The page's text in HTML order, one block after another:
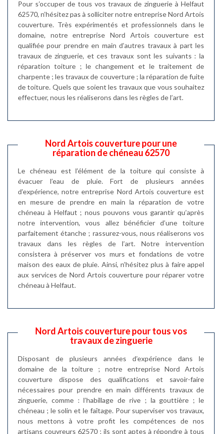
Pour s’occuper de tous vos travaux de zinguerie à Helfaut
62570, n’hésitez pas à solliciter notre entreprise Nord Artois
couverture. Très expérimentés et professionnels dans le
domaine, notre entreprise Nord Artois couverture est
qualifiée pour prendre en main d’autres travaux à part les
travaux de zinguerie, et ces travaux sont les suivants : la
réparation toiture ; le changement et le traitement de
charpente ; les travaux de couverture ; la réparation de fuite
de toiture. Quels que soient les travaux que vous souhaitez
effectuer, nous les réaliserons dans les règles de l’art.
Nord Artois couverture pour une
réparation de chéneau 62570
Le chéneau est l’élément de la toiture qui consiste à
évacuer l’eau de pluie. Fort de plusieurs années
d’expérience, notre entreprise Nord Artois couverture est
en mesure de prendre en main la réparation de votre
chéneau à Helfaut ; nous pouvons vous garantir qu’après
notre intervention, vous allez bénéficier d’une toiture
parfaitement étanche ; rassurez-vous, nous réaliserons vos
travaux dans les règles de l’art. Notre intervention
consistera à préserver vos murs et fondations de votre
maison des eaux de pluie. Ainsi, n’hésitez plus à faire appel
aux services de Nord Artois couverture pour réparer votre
chéneau à Helfaut.
Nord Artois couverture pour tous vos
travaux de zinguerie
Disposant de plusieurs années d’expérience dans le
domaine de la toiture ; notre entreprise Nord Artois
couverture dispose des qualifications et savoir-faire
nécessaires pour prendre en main différents travaux de
zinguerie, comme : l’habillage de rive ; la gouttière ; le
chéneau ; le solin et le faîtage. Pour superviser vos travaux,
nous mettons à votre profit les compétences de nos
artisans couvreurs 62570 ; ils sont aptes à répondre à tous